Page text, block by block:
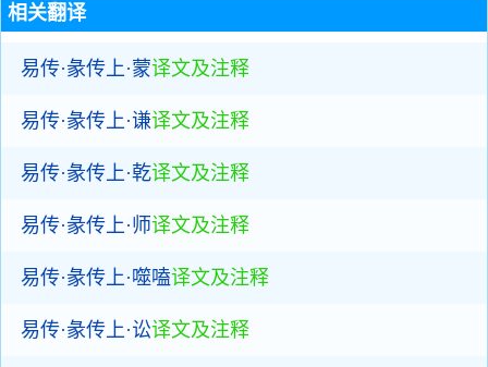
相关翻译
易传·彖传上·蒙译文及注释
易传·彖传上·谦译文及注释
易传·彖传上·乾译文及注释
易传·彖传上·师译文及注释
易传·彖传上·噬嗑译文及注释
易传·彖传上·讼译文及注释